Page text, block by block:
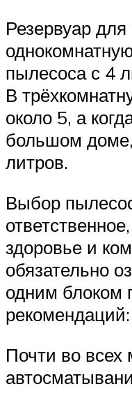
Резервуар
пылесоса с 4
В
около 5, а
большом
литров.
Выбор
здоровье и
обязательно
одним блоком
рекомендаций:
Почти во всех